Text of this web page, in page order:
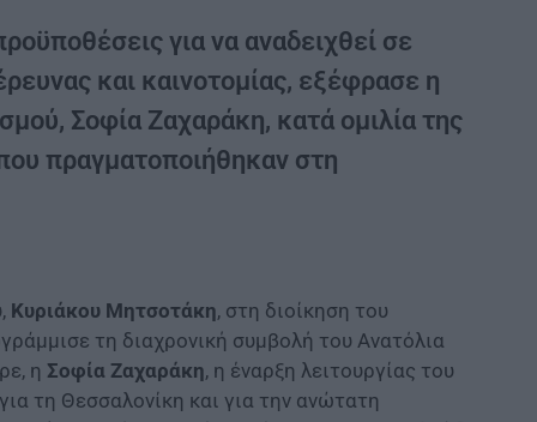
για να αναδειχθεί σε
και καινοτομίας, εξέφρασε η
Σοφία Ζαχαράκη, κατά ομιλία της
πραγματοποιήθηκαν στη
Κυριάκου Μητσοτάκη, στη διοίκηση του
τη διαχρονική συμβολή του Ανατόλια
η Σοφία Ζαχαράκη, η έναρξη λειτουργίας του
τη Θεσσαλονίκη και για την ανώτατη